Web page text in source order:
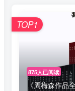
875人已阅读
《周梅森作品
TOP1